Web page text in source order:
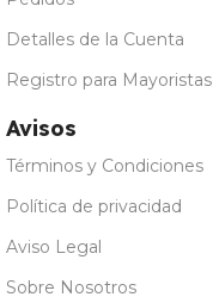
Detalles de la Cuenta
Registro para Mayoristas
Avisos
Términos y Condiciones
Política de privacidad
Aviso Legal
Sobre Nosotros